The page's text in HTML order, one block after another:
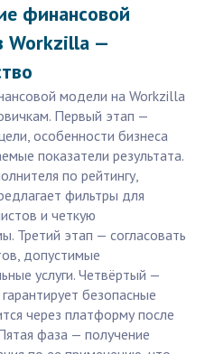
финансовой
Workzilla —
модели на Workzilla
Первый этап —
особенности бизнеса
показатели результата.
по рейтингу,
фильтры для
и четкую
Третий этап — согласовать
допустимые
услуги. Четвёртый —
безопасные
через платформу после
фаза — получение